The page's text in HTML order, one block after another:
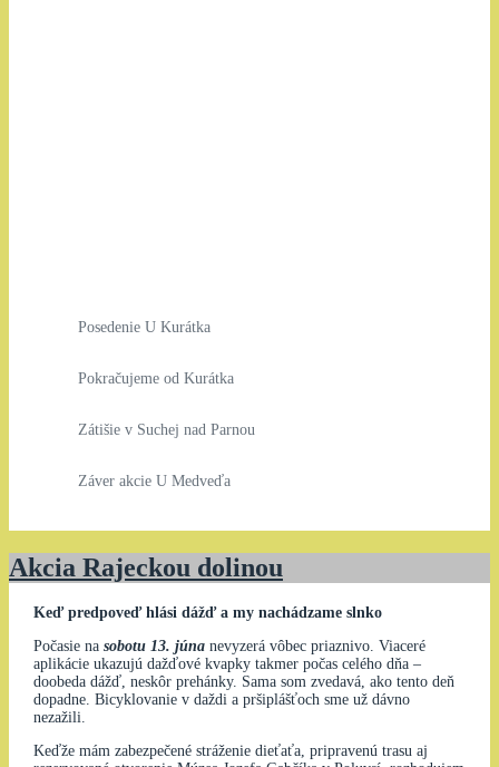
Posedenie U Kurátka
Pokračujeme od Kurátka
Zátišie v Suchej nad Parnou
Záver akcie U Medveďa
Akcia Rajeckou dolinou
Keď predpoveď hlási dážď a my nachádzame slnko
Počasie na sobotu 13. júnanevyzerá vôbec priaznivo. Viaceré
aplikácie ukazujú dažďové kvapky takmer počas celého dňa –
doobeda dážď, neskôr prehánky. Sama som zvedavá, ako tento deň
dopadne. Bicyklovanie v daždi a pršiplášťoch sme už dávno
nezažili.
Keďže mám zabezpečené stráženie dieťaťa, pripravenú trasu aj